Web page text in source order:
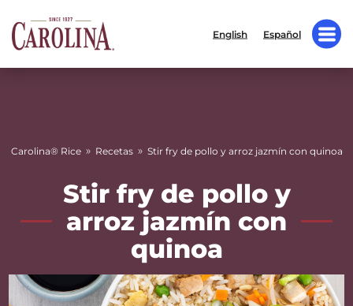
English Español
Carolina® Rice » Recetas » Stir fry de pollo y arroz jazmín con quinoa
Stir fry de pollo y
arroz jazmín con
quinoa